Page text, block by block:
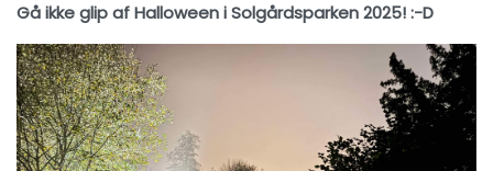
Gå ikke glip af Halloween i Solgårdsparken 2025! :-D